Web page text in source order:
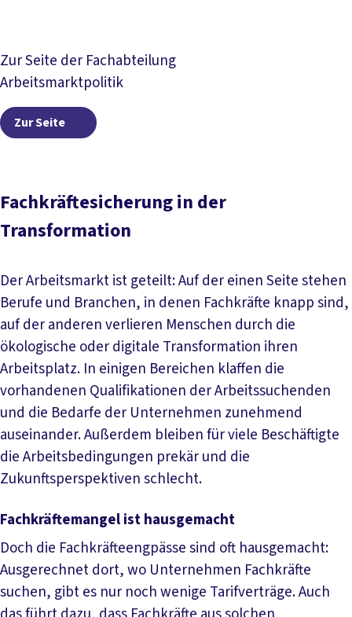
Zur Seite der Fachabteilung
Arbeitsmarktpolitik
Zur Seite Zur Seite
Fachkräftesicherung in der
Transformation
Der Arbeitsmarkt ist geteilt: Auf der einen Seite stehen
Berufe und Branchen, in denen Fachkräfte knapp sind,
auf der anderen verlieren Menschen durch die
ökologische oder digitale Transformation ihren
Arbeitsplatz. In einigen Bereichen klaffen die
vorhandenen Qualifikationen der Arbeitssuchenden
und die Bedarfe der Unternehmen zunehmend
auseinander. Außerdem bleiben für viele Beschäftigte
die Arbeitsbedingungen prekär und die
Zukunftsperspektiven schlecht.
Fachkräftemangel ist hausgemacht
Doch die Fachkräfteengpässe sind oft hausgemacht:
Ausgerechnet dort, wo Unternehmen Fachkräfte
suchen, gibt es nur noch wenige Tarifverträge. Auch